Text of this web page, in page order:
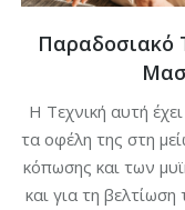
Παραδοσιακό
Η Τεχνική αυτή
τα οφέλη της στη
κόπωσης και των
και για τη βελτίωση